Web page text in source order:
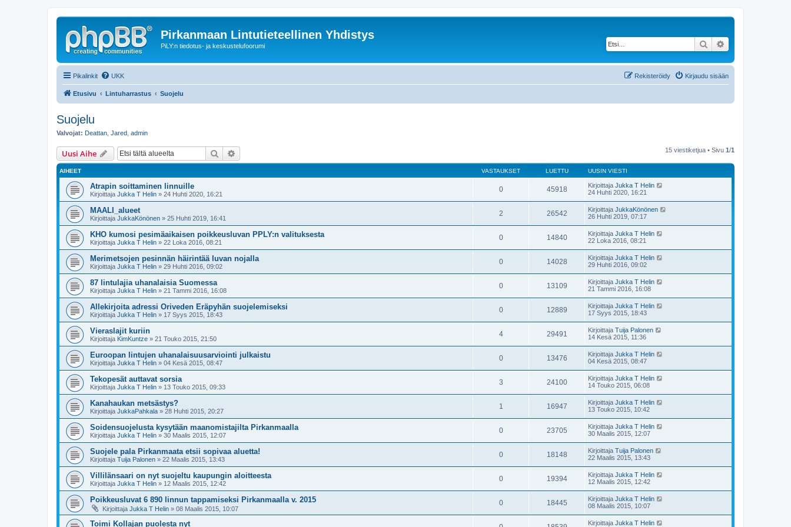
Pirkanmaan Lintutieteellinen Yhdistys
PiLY:n tiedotus- ja keskustelufoorumi Etsi
Pikalinkit UKK Kirjaudu sisään
Rekisteröidy
Etusivu Lintuharrastus Suojelu
Suojelu
Valvojat: Deattan Jared admin
Uusi Aihe Etsi 15 viestiketjua • Sivu 1/1
AIHEET VASTAUKSET LUETTU UUSIN VIESTI
Atrapin soittaminen linnuille
Kirjoittaja Jukka T Helin » 24 Huhti 2020, 16:21
0 45918 Kirjoittaja Jukka T Helin
24 Huhti 2020, 16:21
MAALI_alueet
Kirjoittaja JukkaKönönen » 25 Huhti 2019, 16:41
2 26542 Kirjoittaja JukkaKönönen
26 Huhti 2019, 07:17
KHO kumosi pesimäaikaisen poikkeusluvan PPLY:n valituksesta
Kirjoittaja Jukka T Helin » 22 Loka 2016, 08:21
0 14840 Kirjoittaja Jukka T Helin
22 Loka 2016, 08:21
Merimetsojen pesinnän häirintää luvan nojalla
Kirjoittaja Jukka T Helin » 29 Huhti 2016, 09:02
0 14028 Kirjoittaja Jukka T Helin
29 Huhti 2016, 09:02
87 lintulajia uhanalaisia Suomessa
Kirjoittaja Jukka T Helin » 21 Tammi 2016, 16:08
0 13109 Kirjoittaja Jukka T Helin
21 Tammi 2016, 16:08
Allekirjoita adressi Oriveden Eräpyhän suojelemiseksi
Kirjoittaja Jukka T Helin » 17 Syys 2015, 18:43
0 12889 Kirjoittaja Jukka T Helin
17 Syys 2015, 18:43
Vieraslajit kuriin
Kirjoittaja KimKuntze » 21 Touko 2015, 21:50
4 29491 Kirjoittaja Tuija Palonen
14 Kesä 2015, 11:36
Euroopan lintujen uhanalaisuusarviointi julkaistu
Kirjoittaja Jukka T Helin » 04 Kesä 2015, 08:47
0 13476 Kirjoittaja Jukka T Helin
04 Kesä 2015, 08:47
Tekopesät auttavat sorsia
Kirjoittaja Jukka T Helin » 13 Touko 2015, 09:33
3 24100 Kirjoittaja Jukka T Helin
14 Touko 2015, 06:08
Kanahaukan metsästys?
Kirjoittaja JukkaPahkala » 28 Huhti 2015, 20:27
1 16947 Kirjoittaja Jukka T Helin
13 Touko 2015, 10:42
Soidensuojelusta kysytään maanomistajilta Pirkanmaalla
Kirjoittaja Jukka T Helin » 30 Maalis 2015, 12:07
0 23705 Kirjoittaja Jukka T Helin
30 Maalis 2015, 12:07
Suojele pala Pirkanmaata etsii sopivaa aluetta!
Kirjoittaja Tuija Palonen » 22 Maalis 2015, 13:43
0 18148 Kirjoittaja Tuija Palonen
22 Maalis 2015, 13:43
Villilänsaari on nyt suojeltu kaupungin aloitteesta
Kirjoittaja Jukka T Helin » 12 Maalis 2015, 12:42
0 19394 Kirjoittaja Jukka T Helin
12 Maalis 2015, 12:42
Poikkeusluvat 6 890 linnun tappamiseksi Pirkanmaalla v. 2015
Kirjoittaja Jukka T Helin » 08 Maalis 2015, 10:07
0 18445 Kirjoittaja Jukka T Helin
08 Maalis 2015, 10:07
Toimi Kollajan puolesta nyt Kirjoittaja Jukka T Helin